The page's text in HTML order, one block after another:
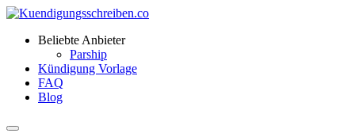
Beliebte Anbieter
Parship
Kündigung Vorlage
FAQ
Blog